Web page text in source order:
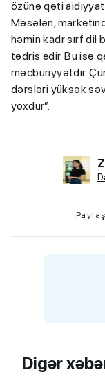
özünə qəti
Məsələn,
həmin kadr sırf dil
tədris edir. Bu isə
məcburiyyətdir.
dərsləri yüksək
yoxdur”.
Digər